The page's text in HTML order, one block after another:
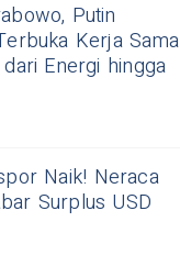
Putin
Kerja Sama
Energi hingga
Naik! Neraca
Surplus USD